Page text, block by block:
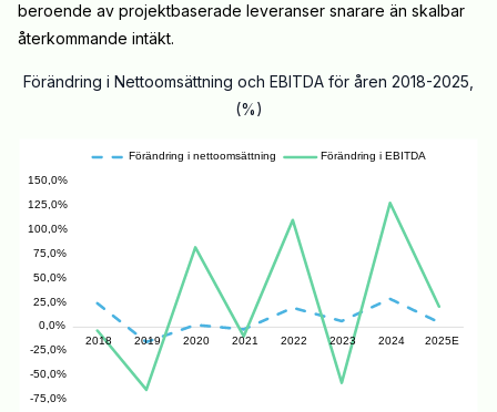
beroende av projektbaserade leveranser snarare än skalbar
återkommande intäkt.
Förändring i Nettoomsättning och EBITDA för åren 2018-2025,
(%)